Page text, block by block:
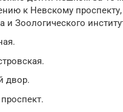
к Невскому
и Зоологического
двор.